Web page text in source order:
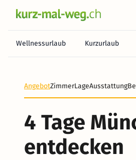
Wellnessurlaub Kurzurlaub
AngebotZimmerLageAusstattung
4 Tage
entdecken